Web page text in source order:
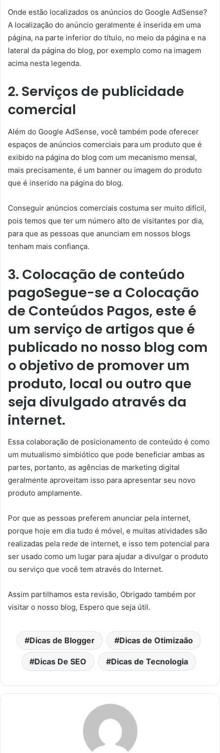
Onde estão localizados os anúncios do Google AdSense?
A localização do anúncio geralmente é inserida em uma
página, na parte inferior do título, no meio da página e na
lateral da página do blog, por exemplo como na imagem
acima nesta legenda.
2. Serviços de publicidade
comercial
Além do Google AdSense, você também pode oferecer
espaços de anúncios comerciais para um produto que é
exibido na página do blog com um mecanismo mensal,
mais precisamente, é um banner ou imagem do produto
que é inserido na página do blog.
Conseguir anúncios comerciais costuma ser muito difícil,
pois temos que ter um número alto de visitantes por dia,
para que as pessoas que anunciam em nossos blogs
tenham mais confiança.
3. Colocação de conteúdo
pagoSegue-se a Colocação
de Conteúdos Pagos, este é
um serviço de artigos que é
publicado no nosso blog com
o objetivo de promover um
produto, local ou outro que
seja divulgado através da
internet.
Essa colaboração de posicionamento de conteúdo é como
um mutualismo simbiótico que pode beneficiar ambas as
partes, portanto, as agências de marketing digital
geralmente aproveitam isso para apresentar seu novo
produto amplamente.
Por que as pessoas preferem anunciar pela internet,
porque hoje em dia tudo é móvel, e muitas atividades são
realizadas pela rede de internet, e isso tem potencial para
ser usado como um lugar para ajudar a divulgar o produto
ou serviço que você tem através do Internet.
Assim partilhamos esta revisão, Obrigado também por
visitar o nosso blog, Espero que seja útil.
Dicas de Blogger Dicas de Otimizaão
Dicas De SEO Dicas de Tecnologia